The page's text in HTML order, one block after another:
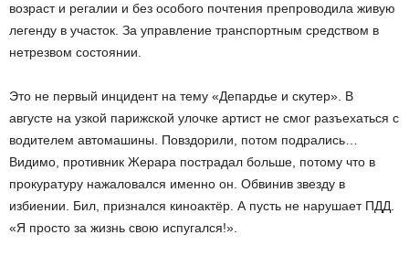
возраст и регалии и без особого почтения препроводила живую
легенду в участок. За управление транспортным средством в
нетрезвом состоянии.
Это не первый инцидент на тему «Депардье и скутер». В
августе на узкой парижской улочке артист не смог разъехаться с
водителем автомашины. Повздорили, потом подрались…
Видимо, противник Жерара пострадал больше, потому что в
прокуратуру нажаловался именно он. Обвинив звезду в
избиении. Бил, признался киноактёр. А пусть не нарушает ПДД.
«Я просто за жизнь свою испугался!».